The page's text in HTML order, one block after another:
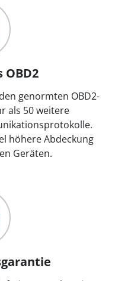
OBD2
genormten OBD2-
als 50 weitere
höhere Abdeckung
Geräten.